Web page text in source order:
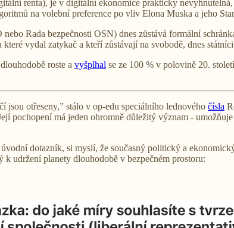
renta), je v digitální ekonomice prakticky
na volební preference po vliv Elona Muska a jeho
Rada bezpečnosti OSN) dnes zůstává formální
vydal zatykač a kteří zůstávají na svobodě, dnes
roste a vyšplhal se ze 100 % v polovině 20.
jsou otřeseny,” stálo v op-edu speciálního lednového čísla
pochopení má jeden ohromně důležitý význam -
dotazník, si myslí, že současný politický a
k udržení planety dlouhodobě v bezpečném prostoru: